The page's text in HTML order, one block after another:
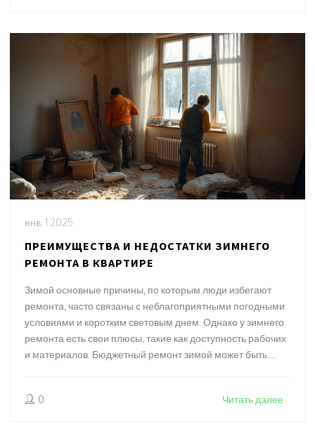
янв, 1 2025
ПРЕИМУЩЕСТВА И НЕДОСТАТКИ ЗИМНЕГО
РЕМОНТА В КВАРТИРЕ
Зимой основные причины, по которым люди избегают
ремонта, часто связаны с неблагоприятными погодными
условиями и коротким световым днем. Однако у зимнего
ремонта есть свои плюсы, такие как доступность рабочих
и материалов. Бюджетный ремонт зимой может быть
организовать ремонт в это время года.
0 Читать далее